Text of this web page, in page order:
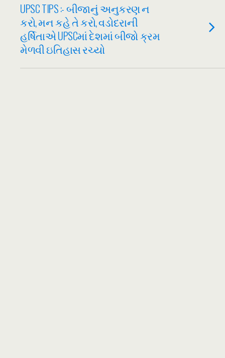
UPSC TIPS :- બીજાનું અનુકરણ ન
કરો, મન કહે તે કરો, વડોદરાની
હર્ષિતાએ UPSCમાં દેશમાં બીજો ક્રમ
મેળવી ઇતિહાસ રચ્યો